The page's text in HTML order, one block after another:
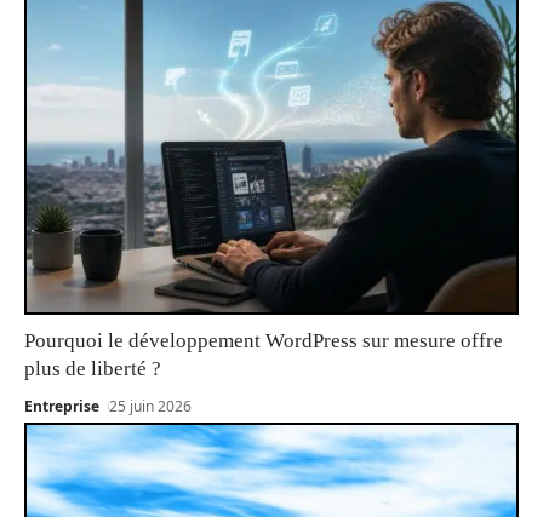
Pourquoi le développement WordPress sur mesure offre
plus de liberté ?
Entreprise 25 juin 2026